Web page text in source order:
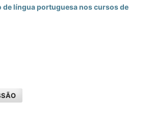
de língua portuguesa nos cursos de